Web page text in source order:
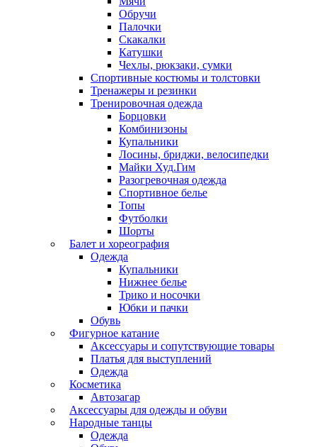
Обручи
Палочки
Скакалки
Катушки
Чехлы, рюкзаки, сумки
Спортивные костюмы и толстовки
Тренажеры и резинки
Тренировочная одежда
Борцовки
Комбинизоны
Купальники
Лосины, бриджи, велосипедки
Майки Худ.Гим
Разогревочная одежда
Спортивное белье
Топы
Футболки
Шорты
Балет и хореография
Одежда
Купальники
Нижнее белье
Трико и носочки
Юбки и пачки
Обувь
Фигурное катание
Аксессуары и сопутствующие товары
Платья для выступлений
Одежда
Косметика
Автозагар
Аксессуары для одежды и обуви
Народные танцы
Одежда